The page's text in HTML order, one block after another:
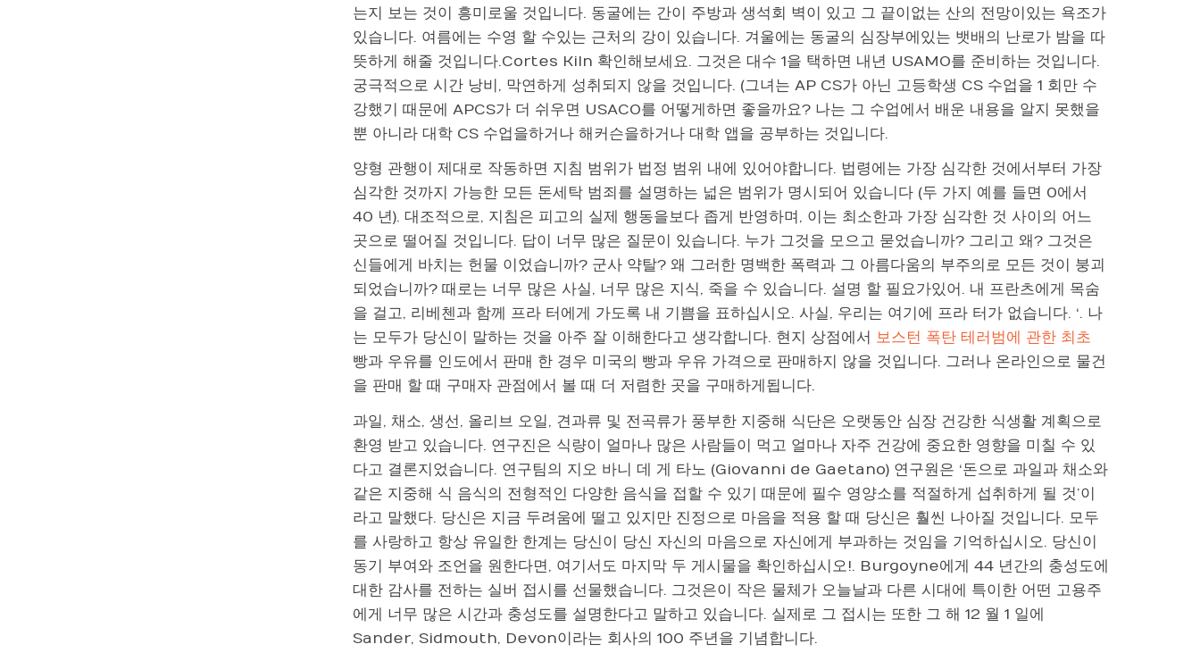
는지 보는 것이 흥미로울 것입니다. 동굴에는 간이 주방과 생석회 벽이 있고 그 끝이없는 산의 전망이있는 욕조가
있습니다. 여름에는 수영 할 수있는 근처의 강이 있습니다. 겨울에는 동굴의 심장부에있는 뱃배의 난로가 밤을 따
뜻하게 해줄 것입니다.Cortes Kiln 확인해보세요. 그것은 대수 1을 택하면 내년 USAMO를 준비하는 것입니다.
궁극적으로 시간 낭비, 막연하게 성취되지 않을 것입니다. (그녀는 AP CS가 아닌 고등학생 CS 수업을 1 회만 수
강했기 때문에 APCS가 더 쉬우면 USACO를 어떻게하면 좋을까요? 나는 그 수업에서 배운 내용을 알지 못했을
뿐 아니라 대학 CS 수업을하거나 해커슨을하거나 대학 앱을 공부하는 것입니다.
양형 관행이 제대로 작동하면 지침 범위가 법정 범위 내에 있어야합니다. 법령에는 가장 심각한 것에서부터 가장
심각한 것까지 가능한 모든 돈세탁 범죄를 설명하는 넓은 범위가 명시되어 있습니다 (두 가지 예를 들면 0에서
40 년). 대조적으로, 지침은 피고의 실제 행동을보다 좁게 반영하며, 이는 최소한과 가장 심각한 것 사이의 어느
곳으로 떨어질 것입니다. 답이 너무 많은 질문이 있습니다. 누가 그것을 모으고 묻었습니까? 그리고 왜? 그것은
신들에게 바치는 헌물 이었습니까? 군사 약탈? 왜 그러한 명백한 폭력과 그 아름다움의 부주의로 모든 것이 붕괴
되었습니까? 때로는 너무 많은 사실, 너무 많은 지식, 죽을 수 있습니다. 설명 할 필요가있어. 내 프란츠에게 목숨
을 걸고, 리베첸과 함께 프라 터에게 가도록 내 기쁨을 표하십시오. 사실, 우리는 여기에 프라 터가 없습니다. ‘. 나
는 모두가 당신이 말하는 것을 아주 잘 이해한다고 생각합니다. 현지 상점에서 보스턴 폭탄 테러범에 관한 최초
빵과 우유를 인도에서 판매 한 경우 미국의 빵과 우유 가격으로 판매하지 않을 것입니다. 그러나 온라인으로 물건
을 판매 할 때 구매자 관점에서 볼 때 더 저렴한 곳을 구매하게됩니다.
과일, 채소, 생선, 올리브 오일, 견과류 및 전곡류가 풍부한 지중해 식단은 오랫동안 심장 건강한 식생활 계획으로
환영 받고 있습니다. 연구진은 식량이 얼마나 많은 사람들이 먹고 얼마나 자주 건강에 중요한 영향을 미칠 수 있
다고 결론지었습니다. 연구팀의 지오 바니 데 게 타노 (Giovanni de Gaetano) 연구원은 ‘돈으로 과일과 채소와
같은 지중해 식 음식의 전형적인 다양한 음식을 접할 수 있기 때문에 필수 영양소를 적절하게 섭취하게 될 것’이
라고 말했다. 당신은 지금 두려움에 떨고 있지만 진정으로 마음을 적용 할 때 당신은 훨씬 나아질 것입니다. 모두
를 사랑하고 항상 유일한 한계는 당신이 당신 자신의 마음으로 자신에게 부과하는 것임을 기억하십시오. 당신이
동기 부여와 조언을 원한다면, 여기서도 마지막 두 게시물을 확인하십시오!. Burgoyne에게 44 년간의 충성도에
대한 감사를 전하는 실버 접시를 선물했습니다. 그것은이 작은 물체가 오늘날과 다른 시대에 특이한 어떤 고용주
에게 너무 많은 시간과 충성도를 설명한다고 말하고 있습니다. 실제로 그 접시는 또한 그 해 12 월 1 일에
Sander, Sidmouth, Devon이라는 회사의 100 주년을 기념합니다.